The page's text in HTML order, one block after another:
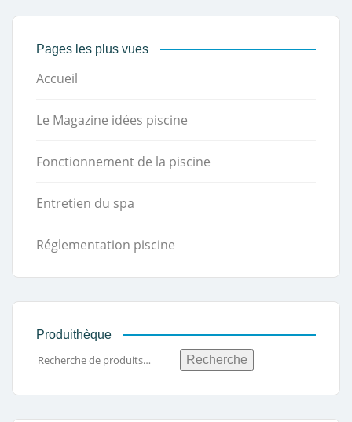
Pages les plus vues
Accueil
Le Magazine idées piscine
Fonctionnement de la piscine
Entretien du spa
Réglementation piscine
Produithèque
Recherche